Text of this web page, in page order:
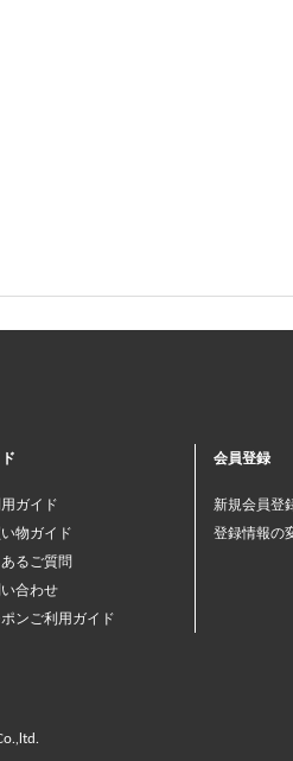
用ガイド
物ガイド
あるご質問
合わせ
ンご利用ガイド
会員登録
新規会員登
登録情報の